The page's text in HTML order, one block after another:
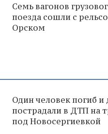
Семь вагонов
поезда сошли с
Орском
Один человек погиб и
пострадали в ДТП на
под Новосергиевкой